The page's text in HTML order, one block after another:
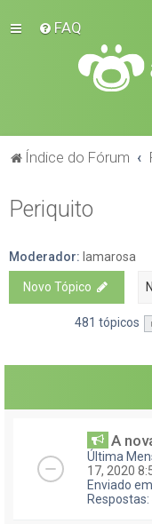
FAQ
Índice do Fórum
Periquito
Moderador: lamarosa
Novo Tópico
481 tópicos
A
Última
17, 2020
Enviado em
Respostas: